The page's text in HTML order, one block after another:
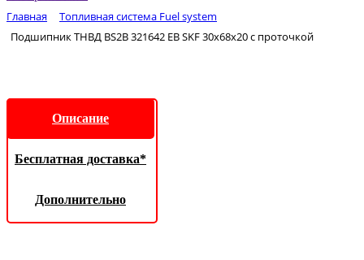
Главная
Топливная система Fuel system
Подшипник ТНВД BS2B 321642 EB SKF 30х68х20 с проточкой
Описание
Бесплатная доставка*
Дополнительно